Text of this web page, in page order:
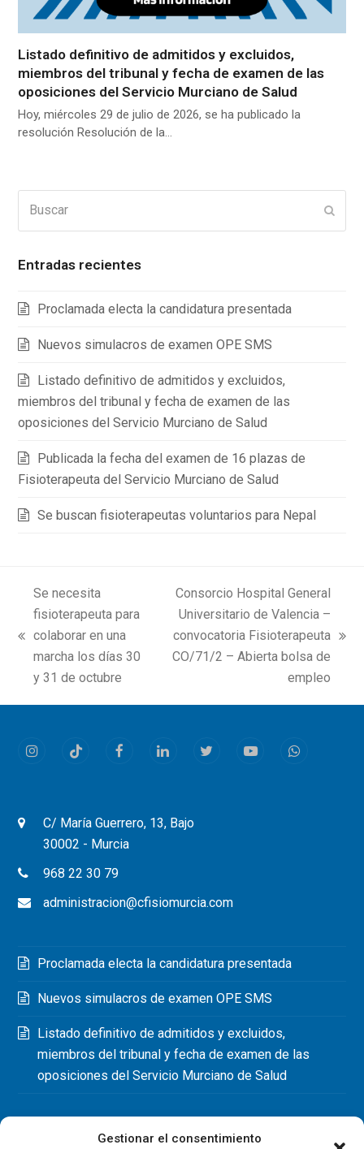
Gestionar el consentimiento
Listado definitivo de admitidos y excluidos,
miembros del tribunal y fecha de examen de las
oposiciones del Servicio Murciano de Salud
Hoy, miércoles 29 de julio de 2026, se ha publicado la
resolución Resolución de la…
Entradas recientes
Proclamada electa la candidatura presentada
Nuevos simulacros de examen OPE SMS
Listado definitivo de admitidos y excluidos,
miembros del tribunal y fecha de examen de las
oposiciones del Servicio Murciano de Salud
Publicada la fecha del examen de 16 plazas de
Fisioterapeuta del Servicio Murciano de Salud
Se buscan fisioterapeutas voluntarios para Nepal
previous
post:
Se necesita
fisioterapeuta para
colaborar en una
marcha los días 30
y 31 de octubre
next
post:
Consorcio Hospital General
Universitario de Valencia –
convocatoria Fisioterapeuta
CO/71/2 – Abierta bolsa de
empleo
InstagramTiktok FacebookLinkedInTwitterYoutubeWhatsapp
C/ María Guerrero, 13, Bajo
30002 - Murcia
968 22 30 79
administracion@cfisiomurcia.com
Proclamada electa la candidatura presentada
Nuevos simulacros de examen OPE SMS
Listado definitivo de admitidos y excluidos,
miembros del tribunal y fecha de examen de las
oposiciones del Servicio Murciano de Salud